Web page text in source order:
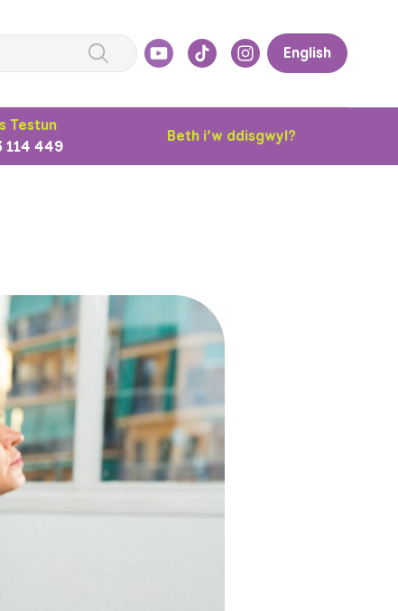
English
Testun
114 449
Beth i’w ddisgwyl?